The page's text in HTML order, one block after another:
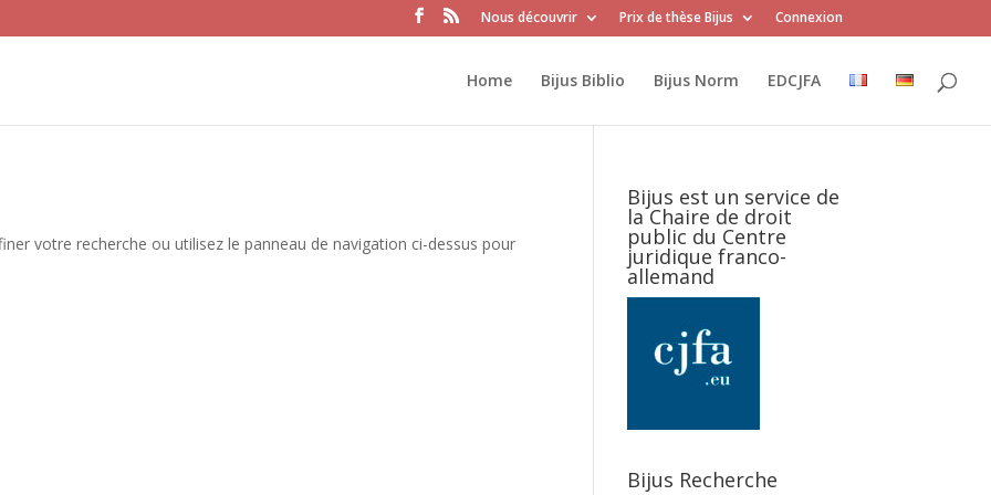
Nous découvrir Prix de thèse Bijus Connexion
Home Bijus Biblio Bijus Norm EDCJFA
votre recherche ou utilisez le panneau de navigation ci-dessus pour
Bijus est un service de
la Chaire de droit
public du Centre
juridique franco-
allemand
Bijus Recherche